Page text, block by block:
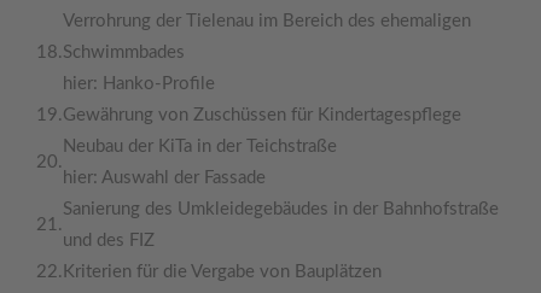
18.
Verrohrung der Tielenau im Bereich des ehemaligen
Schwimmbades
hier: Hanko-Profile
19. Gewährung von Zuschüssen für Kindertagespflege
20.
Neubau der KiTa in der Teichstraße
hier: Auswahl der Fassade
21.
Sanierung des Umkleidegebäudes in der Bahnhofstraße
und des FIZ
22. Kriterien für die Vergabe von Bauplätzen